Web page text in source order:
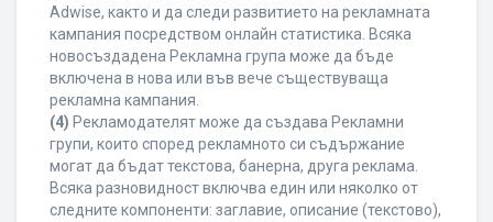
Adwise, както и да следи развитието на рекламната
кампания посредством онлайн статистика. Всяка
новосъздадена Рекламна група може да бъде
включена в нова или във вече съществуваща
рекламна кампания.
(4) Рекламодателят може да създава Рекламни
групи, които според рекламното си съдържание
могат да бъдат текстова, банерна, друга реклама.
Всяка разновидност включва един или няколко от
следните компоненти: заглавие, описание (текстово),